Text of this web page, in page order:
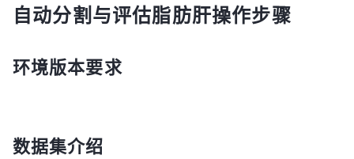
自动分割与评估脂肪肝操作步骤
环境版本要求
数据集介绍